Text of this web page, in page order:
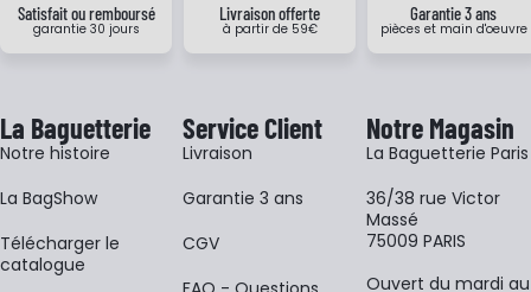
Satisfait ou remboursé
garantie 30 jours
Livraison offerte
à partir de 59€
Garantie 3 ans
pièces et main d'oeuvre
La Baguetterie
Notre histoire
La BagShow
​Télécharger le
catalogue
Service Client
Livraison
Garantie 3 ans
CGV
Notre Magasin
La Baguetterie Paris
36/38 rue Victor
Massé
75009 PARIS
Ouvert du mardi au